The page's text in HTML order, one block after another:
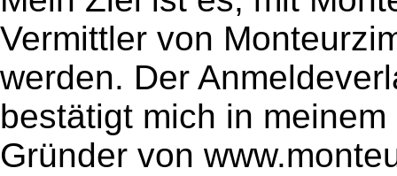
Vermittler von
werden. Der
bestätigt mich in
Gründer von